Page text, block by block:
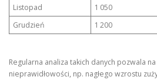
Listopad
1 050
Grudzień
1 200
Regularna analiza takich danych pozwala
nieprawidłowości, np. nagłego wzrostu